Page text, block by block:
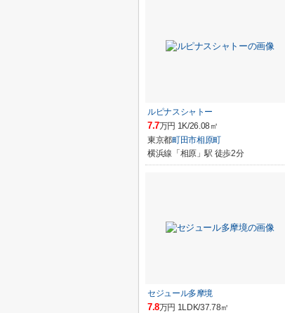
ルピナスシャトー
7.7万円 1K/26.08㎡
東京都町田市相原町
横浜線「相原」駅 徒歩2分
セジュール多摩境
7.8万円 1LDK/37.78㎡